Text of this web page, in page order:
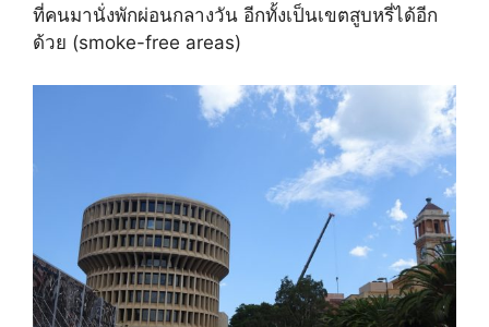
ที่คนมานั่งพักผ่อนกลางวัน อีกทั้งเป็นเขตสูบหรี่ได้อีก
ด้วย (smoke-free areas)